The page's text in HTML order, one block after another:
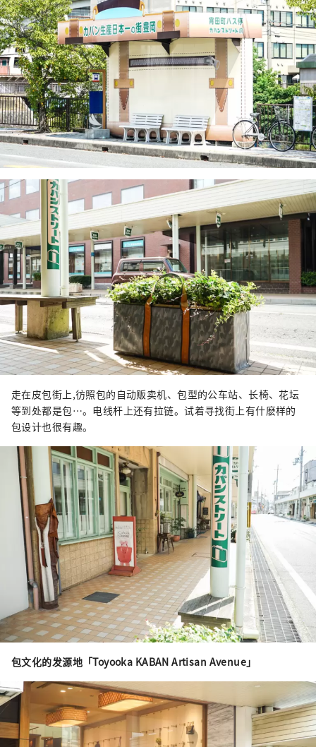
走在皮包街上,彷照包的自动贩卖机、包型的公车站、长椅、花坛
等到处都是包…。电线杆上还有拉链。试着寻找街上有什麽样的
包设计也很有趣。
包文化的发源地「Toyooka KABAN Artisan Avenue」